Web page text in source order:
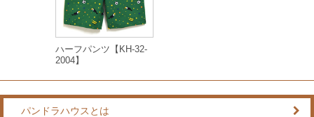
ハーフパンツ【KH-32-
2004】
パンドラハウスとは